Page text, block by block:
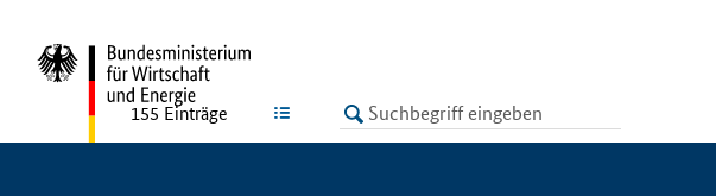
LISTE
155 Einträge